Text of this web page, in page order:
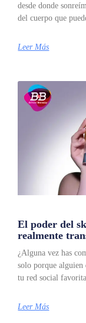
desde donde
del cuerpo que
Leer Más
El poder del
realmente
¿Alguna vez has
solo porque alguien
tu red social
Leer Más